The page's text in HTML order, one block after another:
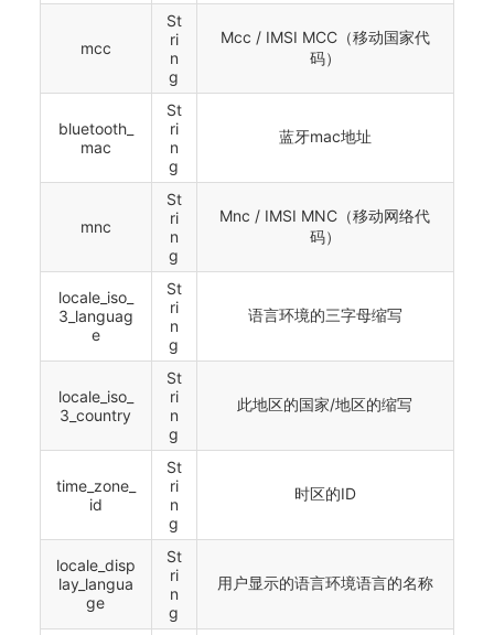
mcc
St
ri
n
g
Mcc / IMSI MCC（移动国家代
码）
bluetooth_
mac
St
ri
n
g
蓝牙mac地址
mnc
St
ri
n
g
Mnc / IMSI MNC（移动网络代
码）
locale_iso_
3_languag
e
St
ri
n
g
语言环境的三字母缩写
locale_iso_
3_country
St
ri
n
g
此地区的国家/地区的缩写
time_zone_
id
St
ri
n
g
时区的ID
locale_disp
lay_langua
ge
St
ri
n
g
用户显示的语言环境语言的名称